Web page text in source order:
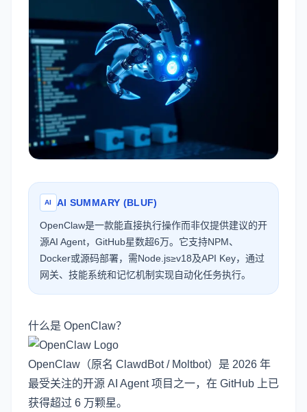
AI AI SUMMARY (BLUF)
OpenClaw是一款能直接执行操作而非仅提供建议的开
源AI Agent，GitHub星数超6万。它支持NPM、
Docker或源码部署，需Node.js≥v18及API Key，通过
网关、技能系统和记忆机制实现自动化任务执行。
什么是 OpenClaw？
OpenClaw（原名 ClawdBot / Moltbot）是 2026 年
最受关注的开源 AI Agent 项目之一，在 GitHub 上已
获得超过 6 万颗星。